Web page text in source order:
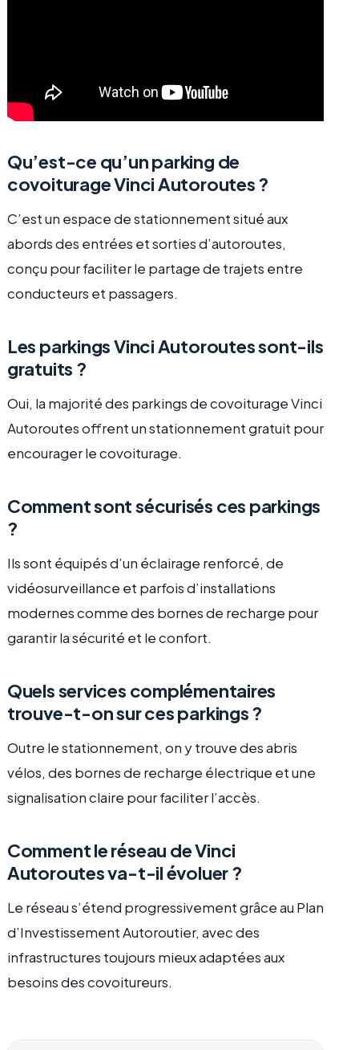
Qu’est-ce qu’un parking de
covoiturage Vinci Autoroutes ?
C’est un espace de stationnement situé aux
abords des entrées et sorties d’autoroutes,
conçu pour faciliter le partage de trajets entre
conducteurs et passagers.
Les parkings Vinci Autoroutes sont-ils
gratuits ?
Oui, la majorité des parkings de covoiturage Vinci
Autoroutes offrent un stationnement gratuit pour
encourager le covoiturage.
Comment sont sécurisés ces parkings
?
Ils sont équipés d’un éclairage renforcé, de
vidéosurveillance et parfois d’installations
modernes comme des bornes de recharge pour
garantir la sécurité et le confort.
Quels services complémentaires
trouve-t-on sur ces parkings ?
Outre le stationnement, on y trouve des abris
vélos, des bornes de recharge électrique et une
signalisation claire pour faciliter l’accès.
Comment le réseau de Vinci
Autoroutes va-t-il évoluer ?
Le réseau s’étend progressivement grâce au Plan
d’Investissement Autoroutier, avec des
infrastructures toujours mieux adaptées aux
besoins des covoitureurs.